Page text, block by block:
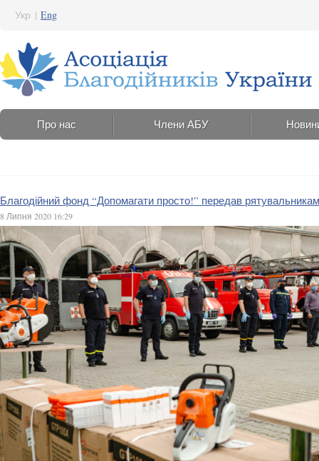
Укр | Eng
Про нас Члени АБУ
Благодійний фонд “Допомагати просто!” передав
8 Липня 2020 16:29